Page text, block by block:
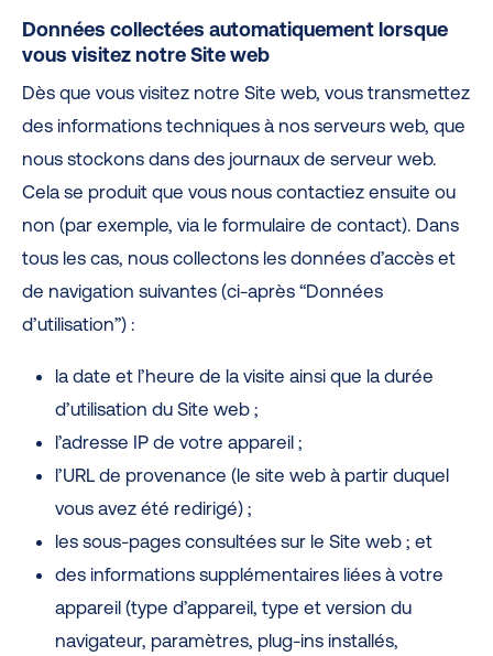
Données collectées automatiquement lorsque
vous visitez notre Site web
Dès que vous visitez notre Site web, vous transmettez
des informations techniques à nos serveurs web, que
nous stockons dans des journaux de serveur web.
Cela se produit que vous nous contactiez ensuite ou
non (par exemple, via le formulaire de contact). Dans
tous les cas, nous collectons les données d’accès et
de navigation suivantes (ci-après “Données
d’utilisation”) :
la date et l’heure de la visite ainsi que la durée
d’utilisation du Site web ;
l’adresse IP de votre appareil ;
l’URL de provenance (le site web à partir duquel
vous avez été redirigé) ;
les sous-pages consultées sur le Site web ; et
des informations supplémentaires liées à votre
appareil (type d’appareil, type et version du
navigateur, paramètres, plug-ins installés,